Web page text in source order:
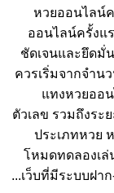
หวยออนไลน์ค
ออนไลน์ครั้งแ
ชัดเจนและยึดมั่
ควรเริ่มจากจำน
แทงหวยออน
ตัวเลข รวมถึงระ
ประเภทหวย
โหมดทดลองเล่
เว็บที่มีระบบฝา